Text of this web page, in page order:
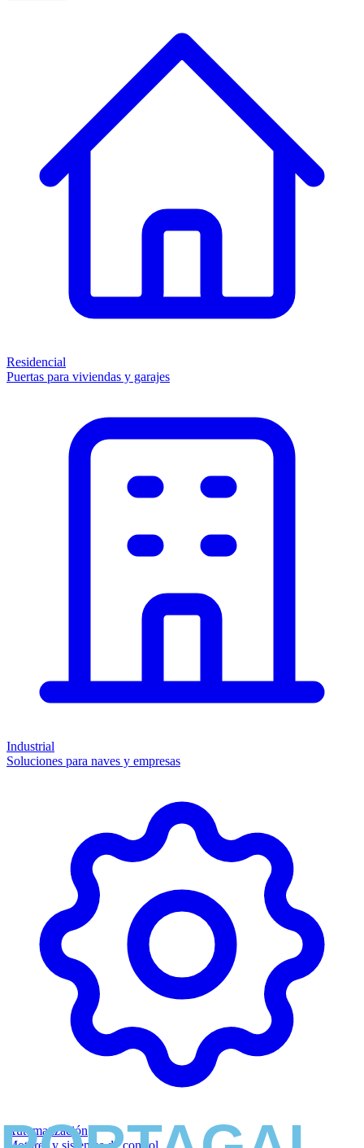
Residencial
Puertas para viviendas y garajes
Industrial
Soluciones para naves y empresas
Automatización
Motores y sistemas de control